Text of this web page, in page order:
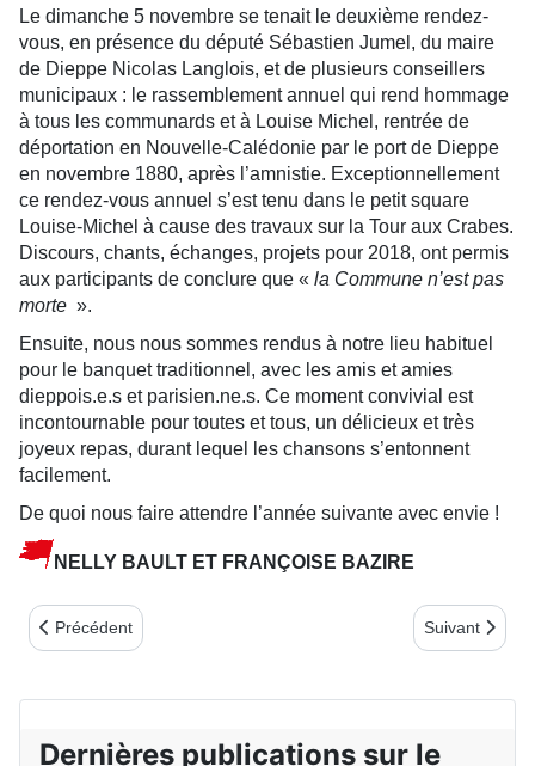
Le dimanche 5 novembre se tenait le deuxième rendez-
vous, en présence du député Sébastien Jumel, du maire
de Dieppe Nicolas Langlois, et de plusieurs conseillers
municipaux : le rassemblement annuel qui rend hommage
à tous les communards et à Louise Michel, rentrée de
déportation en Nouvelle-Calédonie par le port de Dieppe
en novembre 1880, après l’amnistie. Exceptionnellement
ce rendez-vous annuel s’est tenu dans le petit square
Louise-Michel à cause des travaux sur la Tour aux Crabes.
Discours, chants, échanges, projets pour 2018, ont permis
aux participants de conclure que « la Commune n’est pas
morte ».
Ensuite, nous nous sommes rendus à notre lieu habituel
pour le banquet traditionnel, avec les amis et amies
dieppois.e.s et parisien.ne.s. Ce moment convivial est
incontournable pour toutes et tous, un délicieux et très
joyeux repas, durant lequel les chansons s’entonnent
facilement.
De quoi nous faire attendre l’année suivante avec envie !
NELLY BAULT ET FRANÇOISE BAZIRE
Article précédent : DES NOUVELLES DU BERRY (bulletin N°73)
Précédent Article suivant
Suivant
Dernières publications sur le